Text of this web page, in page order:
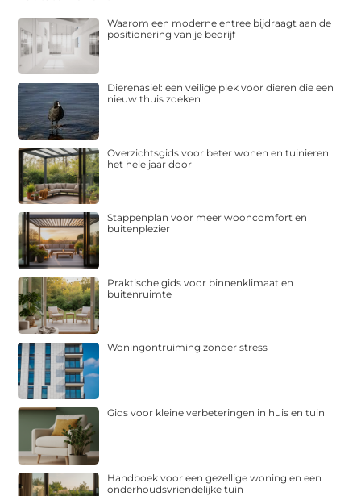
Waarom een moderne entree bijdraagt aan de
positionering van je bedrijf
Dierenasiel: een veilige plek voor dieren die een
nieuw thuis zoeken
Overzichtsgids voor beter wonen en tuinieren
het hele jaar door
Stappenplan voor meer wooncomfort en
buitenplezier
Praktische gids voor binnenklimaat en
buitenruimte
Woningontruiming zonder stress
Gids voor kleine verbeteringen in huis en tuin
Handboek voor een gezellige woning en een
onderhoudsvriendelijke tuin